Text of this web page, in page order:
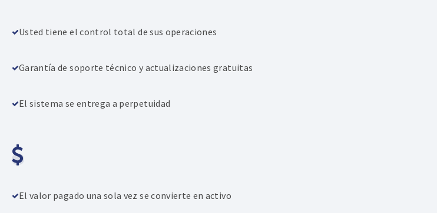
Usted tiene el control total de sus operaciones
Garantía de soporte técnico y actualizaciones gratuitas
El sistema se entrega a perpetuidad
El valor pagado una sola vez se convierte en activo